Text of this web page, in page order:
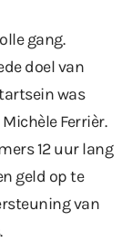
gang.
doel van
was
Ferrièr.
12 uur lang
geld op te
van